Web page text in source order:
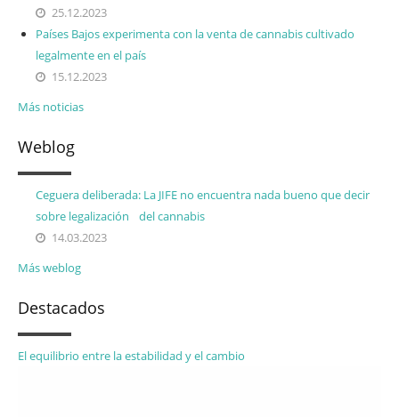
25.12.2023
Países Bajos experimenta con la venta de cannabis cultivado
legalmente en el país
15.12.2023
Más noticias
Weblog
Ceguera deliberada: La JIFE no encuentra nada bueno que decir
sobre legalización del cannabis
14.03.2023
Más weblog
Destacados
El equilibrio entre la estabilidad y el cambio